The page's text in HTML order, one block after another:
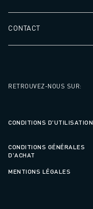
CONTACT
RETROUVEZ-NOUS SUR:
CONDITIONS D'UTILISATION
CONDITIONS GÉNÉRALES
D'ACHAT
MENTIONS LÉGALES